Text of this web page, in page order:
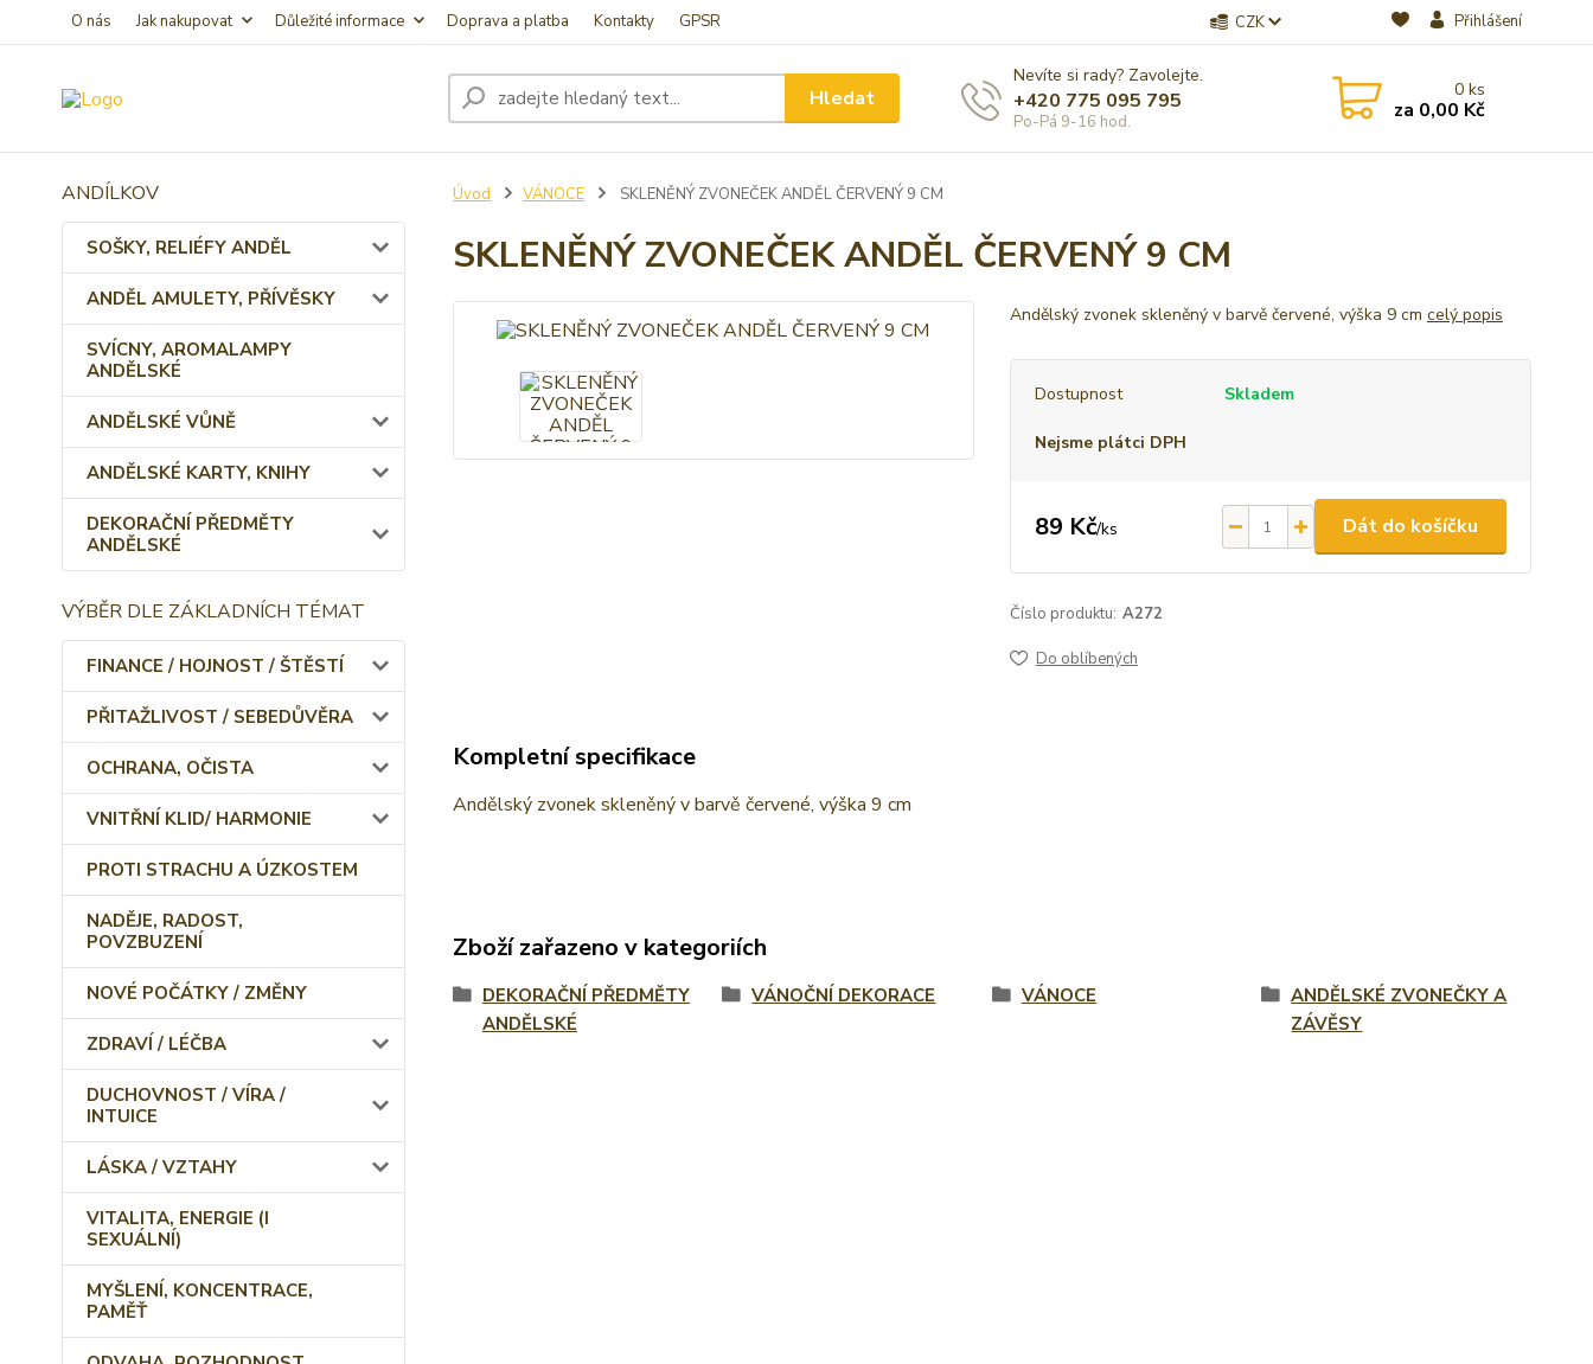
O nás Jak nakupovat Důležité informace Doprava a platba Kontakty GPSR CZK Přihlášení
Hledat
Nevíte si rady? Zavolejte.
+420 775 095 795
Po-Pá 9-16 hod.
0ks
za 0,00 Kč
ANDÍLKOV
SOŠKY, RELIÉFY ANDĚL
ANDĚL AMULETY, PŘÍVĚSKY
SVÍCNY, AROMALAMPY
ANDĚLSKÉ
ANDĚLSKÉ VŮNĚ
ANDĚLSKÉ KARTY, KNIHY
DEKORAČNÍ PŘEDMĚTY
ANDĚLSKÉ
VÝBĚR DLE ZÁKLADNÍCH TÉMAT
FINANCE / HOJNOST / ŠTĚSTÍ
PŘITAŽLIVOST / SEBEDŮVĚRA
OCHRANA, OČISTA
VNITŘNÍ KLID/ HARMONIE
PROTI STRACHU A ÚZKOSTEM
NADĚJE, RADOST,
POVZBUZENÍ
NOVÉ POČÁTKY / ZMĚNY
ZDRAVÍ / LÉČBA
DUCHOVNOST / VÍRA /
INTUICE
LÁSKA / VZTAHY
VITALITA, ENERGIE (I
SEXUÁLNÍ)
MYŠLENÍ, KONCENTRACE,
PAMĚŤ
Úvod VÁNOCE SKLENĚNÝ ZVONEČEK ANDĚL ČERVENÝ 9 CM
SKLENĚNÝ ZVONEČEK ANDĚL ČERVENÝ 9 CM
Andělský zvonek skleněný v barvě červené, výška 9 cm celý popis
Dostupnost Skladem
Nejsme plátci DPH
89 Kč/ks Dát do košíčku
Číslo produktu: A272
Do oblíbených
Kompletní specifikace
Andělský zvonek skleněný v barvě červené, výška 9 cm
Zboží zařazeno v kategoriích
DEKORAČNÍ PŘEDMĚTY
ANDĚLSKÉ
VÁNOČNÍ DEKORACE VÁNOCE
ANDĚLSKÉ ZVONEČKY A
ZÁVĚSY